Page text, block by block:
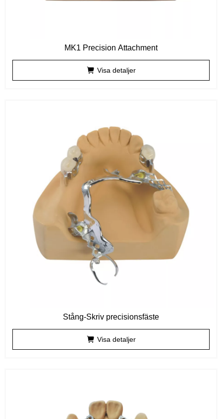
MK1 Precision Attachment
Visa detaljer
Stång-Skriv precisionsfäste
Visa detaljer